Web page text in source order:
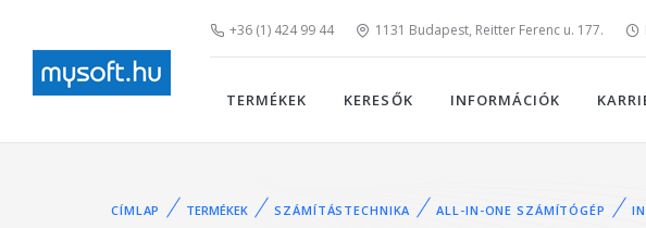
+36 (1) 424 99 44 1131 Budapest, Reitter Ferenc u. 177.
TERMÉKEK KERESŐK INFORMÁCIÓK
CÍMLAP TERMÉKEK SZÁMÍTÁSTECHNIKA ALL-IN-ONE SZÁMÍTÓGÉP